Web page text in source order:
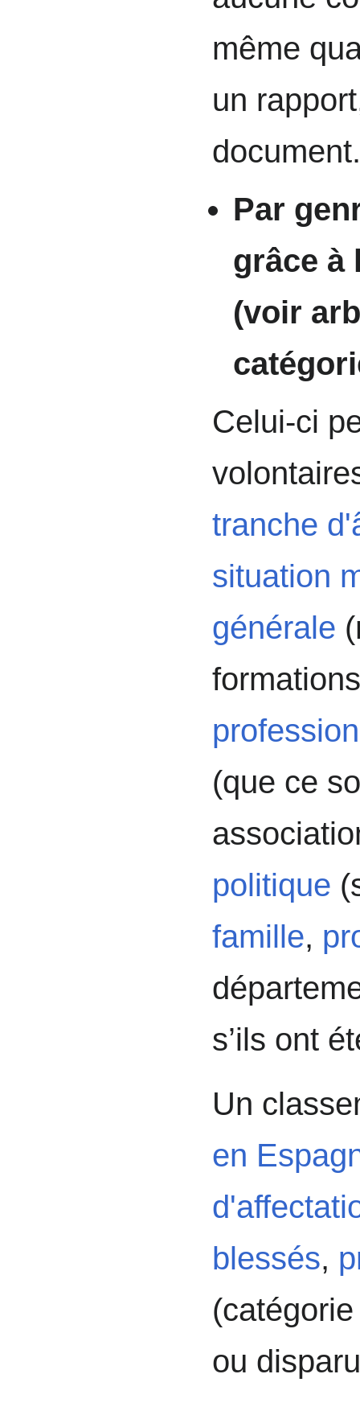
même
un
document.
Par
grâce à
(voir
Celui-ci
tranche
situation
générale
profession
(que ce
politique
famille,
s’ils ont
Un
en
blessés,
ou